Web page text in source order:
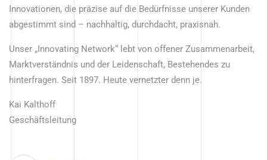
Innovationen, die präzise auf die Bedürfnisse unserer Kunden
abgestimmt sind – nachhaltig, durchdacht, praxisnah.
Unser „Innovating Network“ lebt von offener Zusammenarbeit,
Marktverständnis und der Leidenschaft, Bestehendes zu
hinterfragen. Seit 1897. Heute vernetzter denn je.
Kai Kalthoff
Geschäftsleitung